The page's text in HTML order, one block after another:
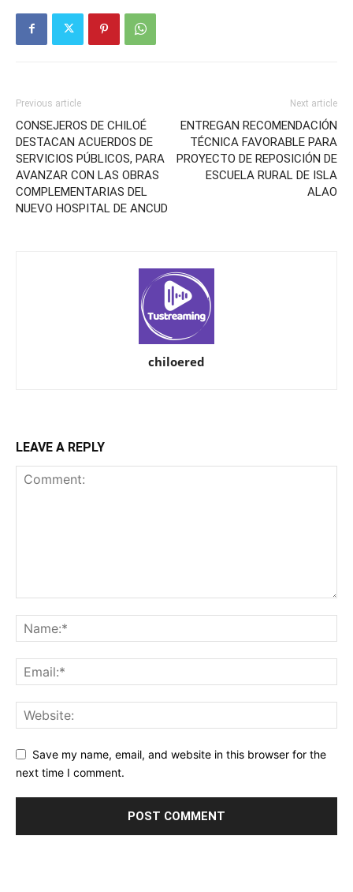
Previous article
CONSEJEROS DE CHILOÉ
DESTACAN ACUERDOS DE
SERVICIOS PÚBLICOS, PARA
AVANZAR CON LAS OBRAS
COMPLEMENTARIAS DEL
NUEVO HOSPITAL DE ANCUD
Next article
ENTREGAN RECOMENDACIÓN
TÉCNICA FAVORABLE PARA
PROYECTO DE REPOSICIÓN DE
ESCUELA RURAL DE ISLA
ALAO
chiloered
LEAVE A REPLY
Save my name, email, and website in this browser for the
next time I comment.